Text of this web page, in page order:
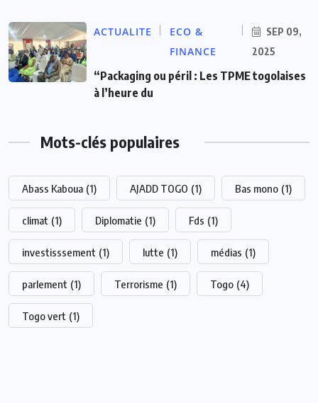
ACTUALITE
ECO &
FINANCE
SEP 09,
2025
“Packaging ou péril : Les TPME togolaises
à l’heure du
Mots-clés populaires
Abass Kaboua (1) AJADD TOGO (1) Bas mono (1)
climat (1) Diplomatie (1) Fds (1)
investisssement (1) lutte (1) médias (1)
parlement (1) Terrorisme (1) Togo (4)
Togo vert (1)